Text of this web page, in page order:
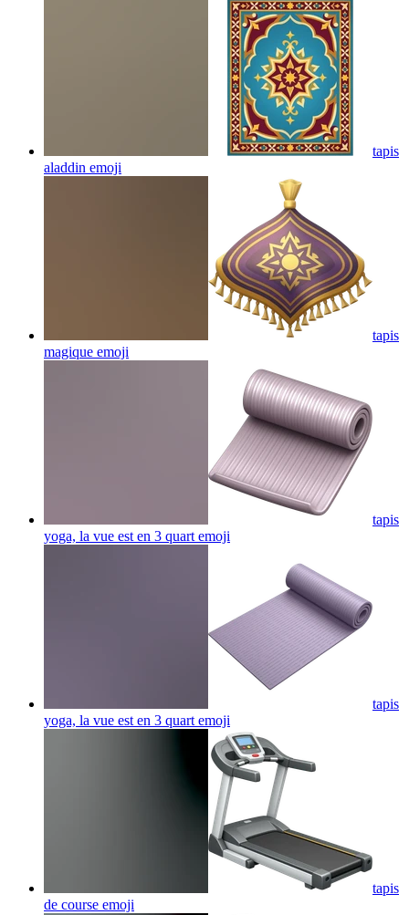
tapis
aladdin emoji
tapis
magique emoji
tapis
yoga, la vue est en 3 quart emoji
tapis
yoga, la vue est en 3 quart emoji
tapis
de course emoji